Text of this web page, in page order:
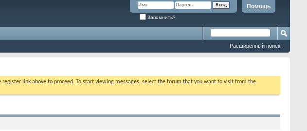
Помощь
Запомнить?
Расширенный поиск
register link above to proceed. To start viewing messages, select the forum that you want to visit from the